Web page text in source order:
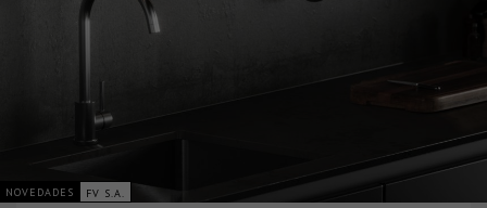
NOVEDADES FV S.A.